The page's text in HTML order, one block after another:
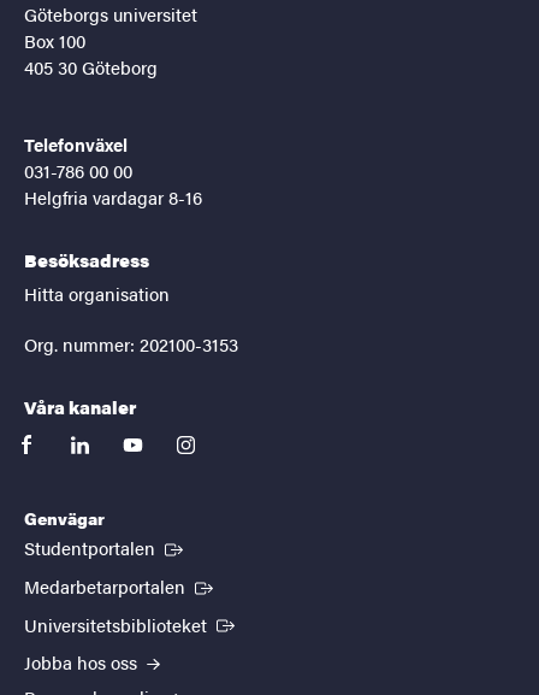
Göteborgs universitet
Box 100
405 30 Göteborg
Telefonväxel
031-786 00 00
Helgfria vardagar 8-16
Besöksadress
Hitta organisation
Org. nummer: 202100-3153
Våra kanaler
facebooklinkedinyoutubeinstagram
Genvägar
Studentportalen (Extern länk)
Medarbetarportalen (Extern länk)
Universitetsbiblioteket (Extern länk)
Jobba hos oss